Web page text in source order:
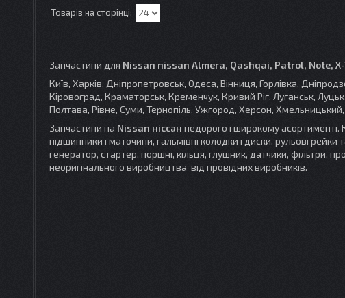
Запчастини для Nissan nissan Almera, Qashqai, Patrol, Note,
Київ, Харків, Дніпропетровськ, Одеса, Вінниця, Горлівка,
Кіровоград, Краматорськ, Кременчук, Кривий Ріг, Луганськ,
Полтава, Рівне, Суми, Тернопіль, Ужгород, Херсон, Хмельницький,
Запчастини на Nissan ніссан недорого і широкому
підшипники і маточини, гальмівні колодки і диски, рульові
генератор, стартер, поршні, кільця, глушник, датчики, фільтри,
неоригінального виробництва від провідних виробників.